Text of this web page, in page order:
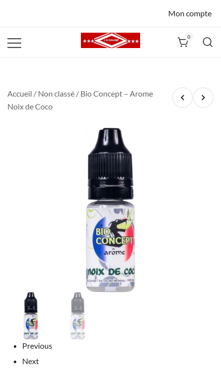
Mon compte
0
Accueil / Non classé / Bio Concept – Arome
Noix de Coco
Previous
Next